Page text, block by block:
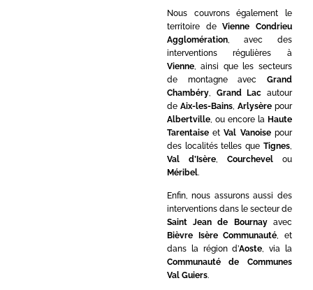
Nous couvrons également le
territoire deVienne Condrieu
Agglomération, avec des
interventions régulières à
Vienne, ainsi que les secteurs
de montagne avec Grand
Chambéry, Grand Lac autour
de Aix-les-Bains, Arlysèrepour
Albertville, ou encore la Haute
TarentaiseetVal Vanoisepour
des localités telles que Tignes,
Val d’Isère, Courchevelou
Méribel.
Enfin, nous assurons aussi des
interventions dans le secteur de
Saint Jean de Bournayavec
Bièvre Isère Communauté, et
dans la région d’Aoste, via la
Communauté de Communes
Val Guiers.